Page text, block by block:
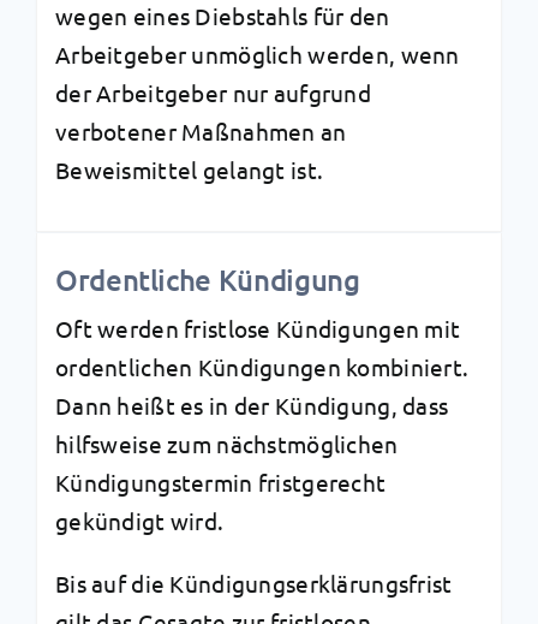
wegen eines Diebstahls für den
Arbeitgeber unmöglich werden, wenn
der Arbeitgeber nur aufgrund
verbotener Maßnahmen an
Beweismittel gelangt ist.
Ordentliche Kündigung
Oft werden fristlose Kündigungen mit
ordentlichen Kündigungen kombiniert.
Dann heißt es in der Kündigung, dass
hilfsweise zum nächstmöglichen
Kündigungstermin fristgerecht
gekündigt wird.
Bis auf die Kündigungserklärungsfrist